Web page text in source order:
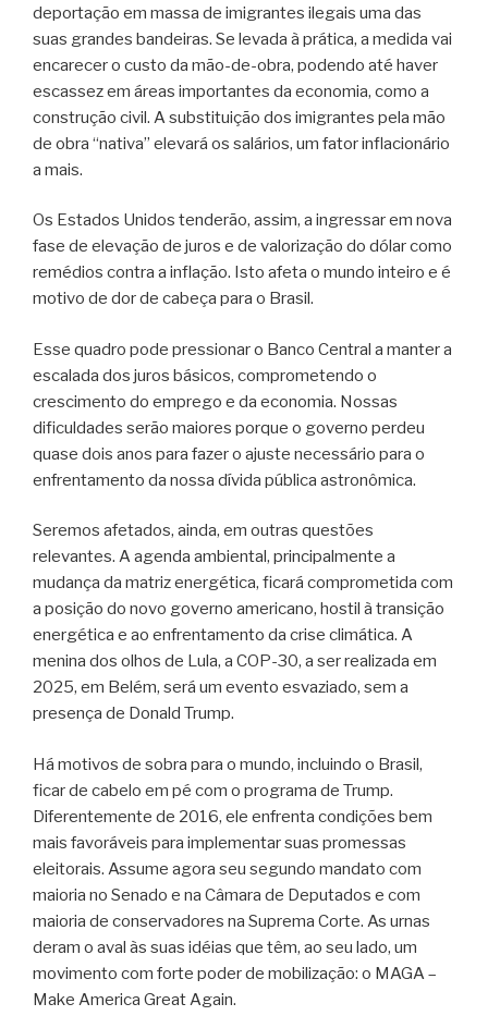
deportação em massa de imigrantes ilegais uma das
suas grandes bandeiras. Se levada à prática, a medida vai
encarecer o custo da mão-de-obra, podendo até haver
escassez em áreas importantes da economia, como a
construção civil. A substituição dos imigrantes pela mão
de obra “nativa” elevará os salários, um fator inflacionário
a mais.
Os Estados Unidos tenderão, assim, a ingressar em nova
fase de elevação de juros e de valorização do dólar como
remédios contra a inflação. Isto afeta o mundo inteiro e é
motivo de dor de cabeça para o Brasil.
Esse quadro pode pressionar o Banco Central a manter a
escalada dos juros básicos, comprometendo o
crescimento do emprego e da economia. Nossas
dificuldades serão maiores porque o governo perdeu
quase dois anos para fazer o ajuste necessário para o
enfrentamento da nossa dívida pública astronômica.
Seremos afetados, ainda, em outras questões
relevantes. A agenda ambiental, principalmente a
mudança da matriz energética, ficará comprometida com
a posição do novo governo americano, hostil à transição
energética e ao enfrentamento da crise climática. A
menina dos olhos de Lula, a COP-30, a ser realizada em
2025, em Belém, será um evento esvaziado, sem a
presença de Donald Trump.
Há motivos de sobra para o mundo, incluindo o Brasil,
ficar de cabelo em pé com o programa de Trump.
Diferentemente de 2016, ele enfrenta condições bem
mais favoráveis para implementar suas promessas
eleitorais. Assume agora seu segundo mandato com
maioria no Senado e na Câmara de Deputados e com
maioria de conservadores na Suprema Corte. As urnas
deram o aval às suas idéias que têm, ao seu lado, um
movimento com forte poder de mobilização: o MAGA –
Make America Great Again.